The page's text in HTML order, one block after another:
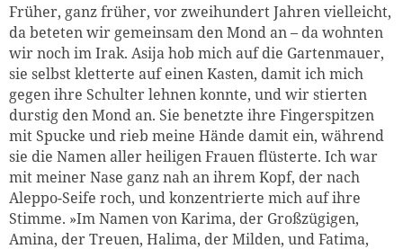
Früher, ganz früher, vor zweihundert Jahren vielleicht,
da beteten wir gemeinsam den Mond an – da wohnten
wir noch im Irak. Asija hob mich auf die Gartenmauer,
sie selbst kletterte auf einen Kasten, damit ich mich
gegen ihre Schulter lehnen konnte, und wir stierten
durstig den Mond an. Sie benetzte ihre Fingerspitzen
mit Spucke und rieb meine Hände damit ein, während
sie die Namen aller heiligen Frauen flüsterte. Ich war
mit meiner Nase ganz nah an ihrem Kopf, der nach
Aleppo-Seife roch, und konzentrierte mich auf ihre
Stimme. »Im Namen von Karima, der Großzügigen,
Amina, der Treuen, Halima, der Milden, und Fatima,